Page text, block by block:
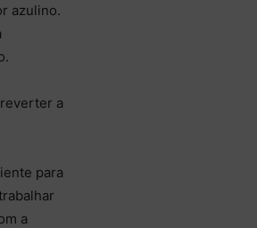
azulino.
a
para
a